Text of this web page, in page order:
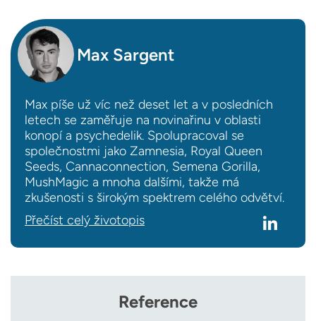
Max Sargent
Max píše už víc než deset let a v posledních
letech se zaměřuje na novinařinu v oblasti
konopí a psychedelik. Spolupracoval se
společnostmi jako Zamnesia, Royal Queen
Seeds, Cannaconnection, Semena Gorilla,
MushMagic a mnoha dalšími, takže má
zkušenosti s širokým spektrem celého odvětví.
Přečíst celý životopis
Reference